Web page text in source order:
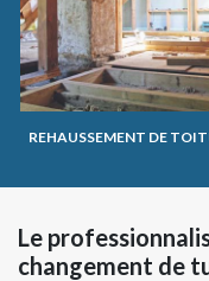
REHAUSSEMENT DE
Le
changement de